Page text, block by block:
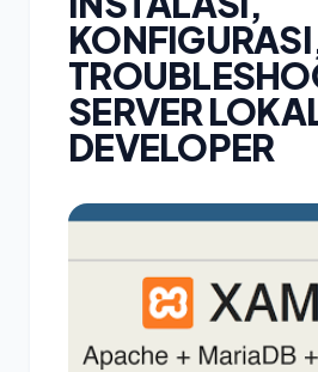
SERVER
DEVELOPER